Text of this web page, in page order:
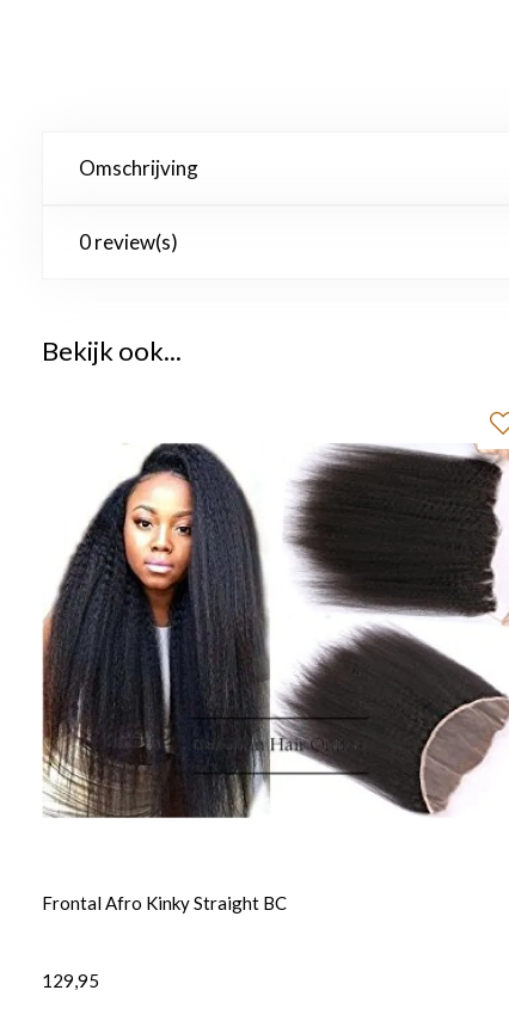
Omschrijving
0 review(s)
Bekijk ook...
Frontal Afro Kinky Straight BC
129,95